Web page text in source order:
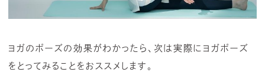
ヨガのポーズの効果がわかったら、次は実際にヨガポーズ
をとってみることをおススメします。